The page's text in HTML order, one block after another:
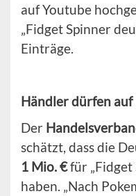
auf Youtube
„Fidget Spinner
Einträge.
Händler dürfen
Der
schätzt, dass die
1 Mio. €für „Fidget
haben. „Nach